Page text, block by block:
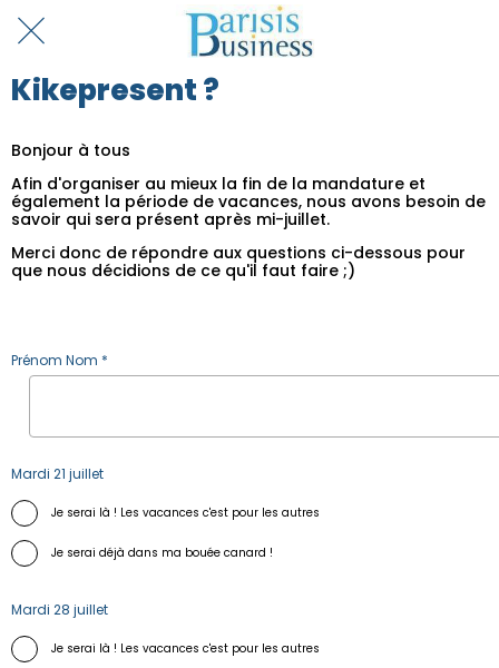
Kikepresent ?
Bonjour à tous
Afin d'organiser au mieux la fin de la mandature et
également la période de vacances, nous avons besoin de
savoir qui sera présent après mi-juillet.
Merci donc de répondre aux questions ci-dessous pour
que nous décidions de ce qu'il faut faire ;)
Prénom Nom *
Mardi 21 juillet
Je serai là ! Les vacances c'est pour les autres
Je serai déjà dans ma bouée canard !
Mardi 28 juillet
Je serai là ! Les vacances c'est pour les autres